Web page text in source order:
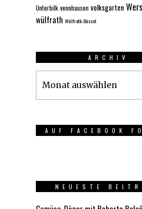
Unterbilk vennhausen volksgarten
wülfrath Wülfrath-Düssel
ARCHIV
AUF FACEBOOK
NEUESTE